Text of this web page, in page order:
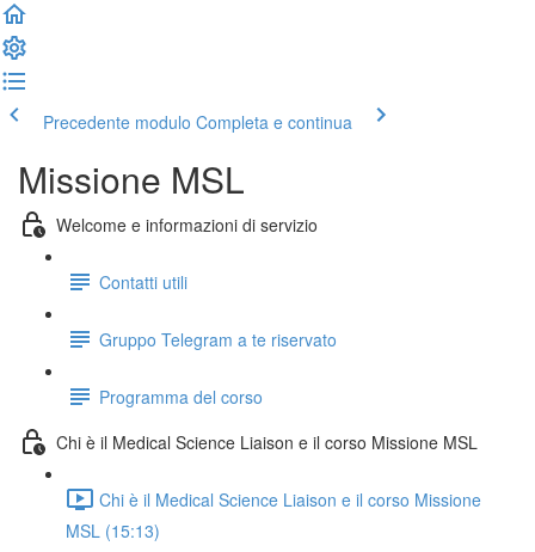
Precedente modulo Completa e continua
Missione MSL
Welcome e informazioni di servizio
Contatti utili
Gruppo Telegram a te riservato
Programma del corso
Chi è il Medical Science Liaison e il corso Missione MSL
Chi è il Medical Science Liaison e il corso Missione
MSL (15:13)